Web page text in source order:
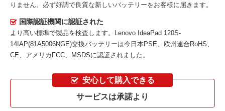
りません。必ず好調で良質な新しいバッテリーをお客様に届きます。
国際認証機関に認証された
より高い標準で製品を検査します。Lenovo IdeaPad 120S-
14IAP(81A5006NGE)交換バッテリーは今日本PSE、欧州連合RoHS、
CE、アメリカFCC、MSDSに認証されました。
安心して購入できる
サービスは承諾より